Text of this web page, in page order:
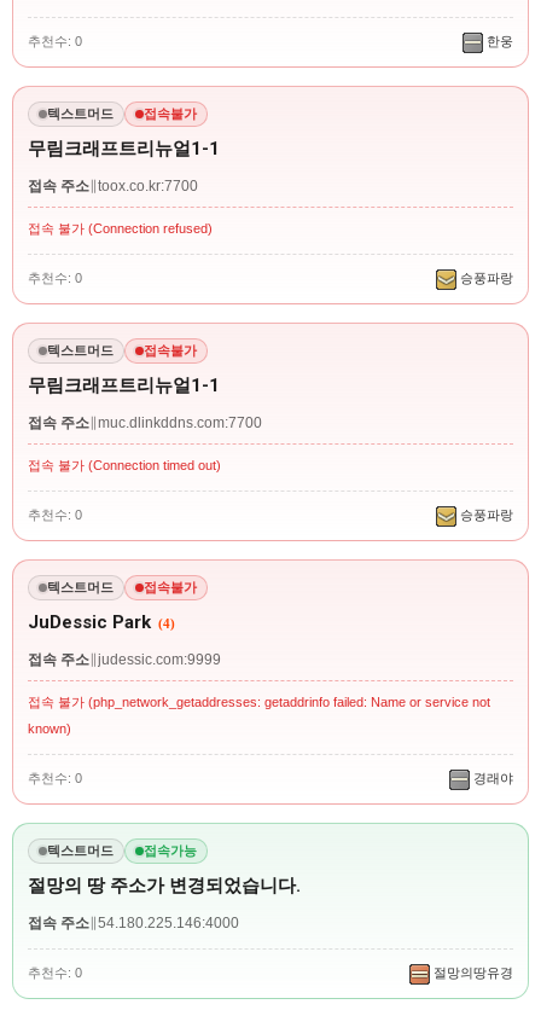
추천수: 0 한웅
텍스트머드 접속불가
무림크래프트리뉴얼1-1
접속 주소 toox.co.kr:7700
접속 불가 (Connection refused)
추천수: 0 승풍파랑
텍스트머드 접속불가
무림크래프트리뉴얼1-1
접속 주소 muc.dlinkddns.com:7700
접속 불가 (Connection timed out)
추천수: 0 승풍파랑
텍스트머드 접속불가
JuDessic Park (4)
접속 주소 judessic.com:9999
접속 불가 (php_network_getaddresses: getaddrinfo failed: Name or service not
known)
추천수: 0 경래야
텍스트머드 접속가능
절망의 땅 주소가 변경되었습니다.
접속 주소 54.180.225.146:4000
추천수: 0 절망의땅유경